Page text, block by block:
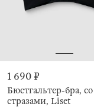
1 690 ₽
Бюстгальтер-бра, со
стразами, Liset